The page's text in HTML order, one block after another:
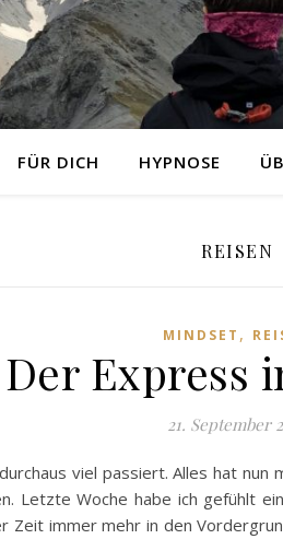
FÜR DICH HYPNOSE
REISEN
MINDSET ,
Express
21. September
viel passiert. Alles hat
Letzte Woche habe ich gefühlt
Zeit immer mehr in den